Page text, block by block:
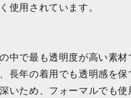
使用されています。
中で最も透明度が高い素
長年の着用でも透明感を
いため、フォーマルでも